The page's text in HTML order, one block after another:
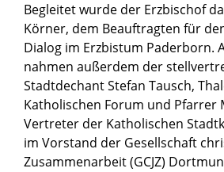
Begleitet wurde der Erzbischof
Körner, dem Beauftragten für
Dialog im Erzbistum Paderborn.
nahmen außerdem der
Stadtdechant Stefan Tausch,
Katholischen Forum und Pfarrer
Vertreter der Katholischen
im Vorstand der Gesellschaft
Zusammenarbeit (GCJZ)